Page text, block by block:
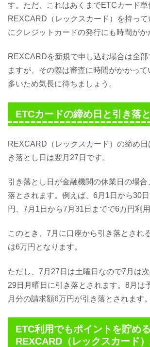
す。ただ、これはあくまでETCカード単
REXCARD（レックスカード）を持って
にクレジットカードの発行にも時間がか
REXCARDを新規で申し込む場合は全部
ますが、その際は審査に時間がかかっ
多いため気長に待ちましょう。
ETCカードの締め日と引き落
REXCARD（レックスカード）の締め日
き落とし日は翌月27日です。
引き落とし日が金融機関の休業日の場合
落とされます。例えば、6月1日から30
円、7月1日から7月31日までで6万円利
このとき、7月に口座から引き落とされ
は6万円となります。
ただし、7月27日は土曜日なので7月は
29日月曜日に引き落とされます。8月は
月分の請求額6万円が引き落とされます。
ETC利用でもポイントを貯め
REXCARD（レックスカード